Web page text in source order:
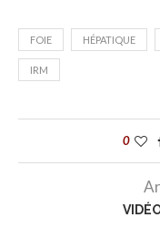
FOIE HÉPATIQUE
IRM
0